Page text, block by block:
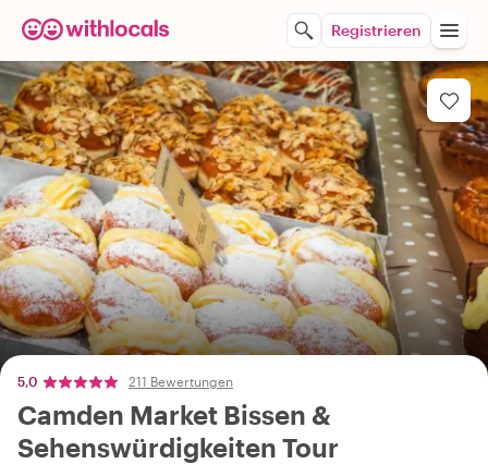
Registrieren
5,0 211 Bewertungen
Camden Market Bissen &
Sehenswürdigkeiten Tour